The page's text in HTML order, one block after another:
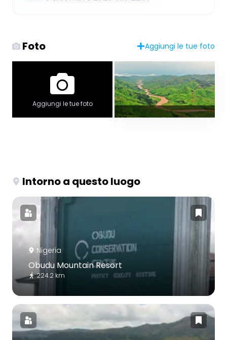
Foto Aggiungi le tue foto
Aggiungi le tue foto
Intorno a questo luogo
Nigeria
Obudu Mountain Resort
224.2 km